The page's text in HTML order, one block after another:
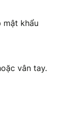
mật khẩu
vân tay.